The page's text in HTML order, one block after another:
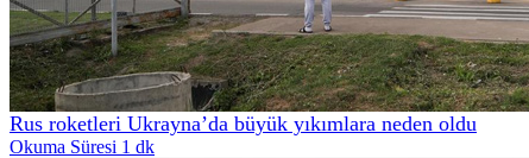
Rus roketleri Ukrayna’da büyük yıkımlara neden oldu
Okuma Süresi 1 dk